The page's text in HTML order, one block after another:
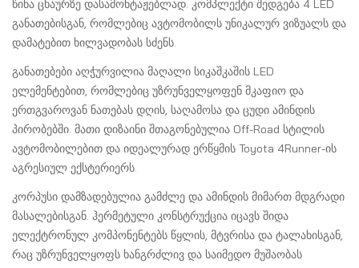
წინა ცხაურზე დასამონტაჟებლად. კომპლექტი შედგება 4 LED
განათებისგან, რომლებიც ავტომობილს უნიკალურ ვიზუალს და
დამატებით ხილვადობას სძენს.
განათებები აღჭურვილია მაღალი სიკაშკაშის LED
ელემენტებით, რომლებიც უზრუნველყოფენ მკაფიო და
ერთგვაროვან ნათებას დღის, საღამოსა და ცუდი ამინდის
პირობებში. მათი დიზაინი შთაგონებულია Off-Road სტილის
ავტომობილებით და იდეალურად ერწყმის Toyota 4Runner-ის
აგრესიულ ექსტერიერს.
კორპუსი დამზადებულია გამძლე და ამინდის მიმართ მდგრადი
მასალებისგან. ჰერმეტული კონსტრუქცია იცავს შიდა
ელექტრონულ კომპონენტებს წყლის, მტვრისა და ტალახისგან,
რაც უზრუნველყოფს ხანგრძლივ და საიმედო მუშაობას